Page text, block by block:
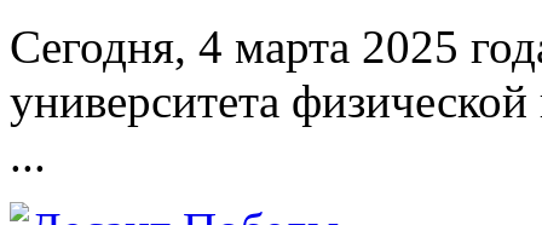
Сегодня, 4 марта 2025
университета
...